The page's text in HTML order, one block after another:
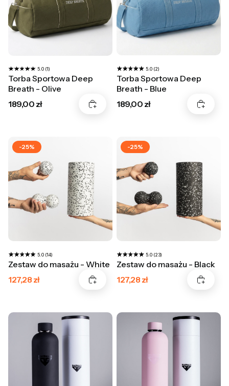
5.0 (1)
Torba Sportowa Deep
Breath - Olive
Cena
189,00 zł
5.0 (2)
Torba Sportowa Deep
Breath - Blue
Cena
189,00 zł
-25%
5.0 (14)
Zestaw do masażu - White
Cena promocyjna
127,28 zł
-25%
5.0 (23)
Zestaw do masażu - Black
Cena promocyjna
127,28 zł